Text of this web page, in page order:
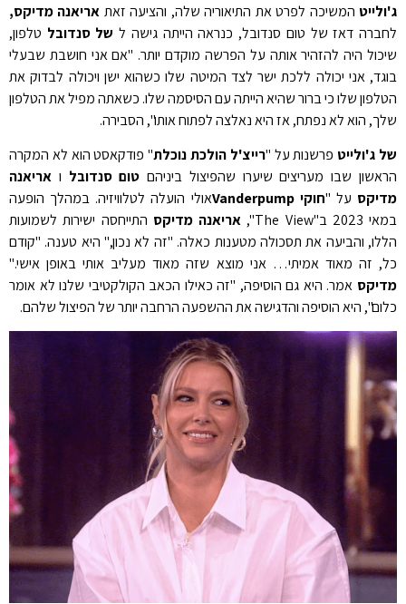
ג'ולייט המשיכה לפרט את התיאוריה שלה, והציעה זאת אריאנה מדיקס,
לחברה דאז של טום סנדובל, כנראה הייתה גישה ל של סנדובל טלפון,
שיכול היה להזהיר אותה על הפרשה מוקדם יותר. "אם אני חושבת שבעלי
בוגד, אני יכולה ללכת ישר לצד המיטה שלו כשהוא ישן ויכולה לבדוק את
הטלפון שלו כי ברור שהיא הייתה עם הסיסמה שלו. כשאתה מפיל את הטלפון
שלך, הוא לא נפתח, אז היא נאלצה לפתוח אותו", הסבירה.
של ג'ולייט פרשנות על "רייצ'ל הולכת נוכלת" פודקאסט הוא לא המקרה
הראשון שבו מעריצים שיערו שהפיצול ביניהם טום סנדובל ו אריאנה
מדיקס על "חוקי Vanderpump
אולי הועלה לטלוויזיה. במהלך הופעה
במאי 2023 ב"The View",
אריאנה מדיקס התייחסה ישירות לשמועות
הללו, והביעה את תסכולה מטענות כאלה. "זה לא נכון," היא טענה. "קודם
כל, זה מאוד אמיתי… אני מוצא שזה מאוד מעליב אותי באופן אישי."
מדיקס אמר. היא גם הוסיפה, "זה כאילו הכאב הקולקטיבי שלנו לא אומר
כלום", היא הוסיפה והדגישה את ההשפעה הרחבה יותר של הפיצול שלהם.